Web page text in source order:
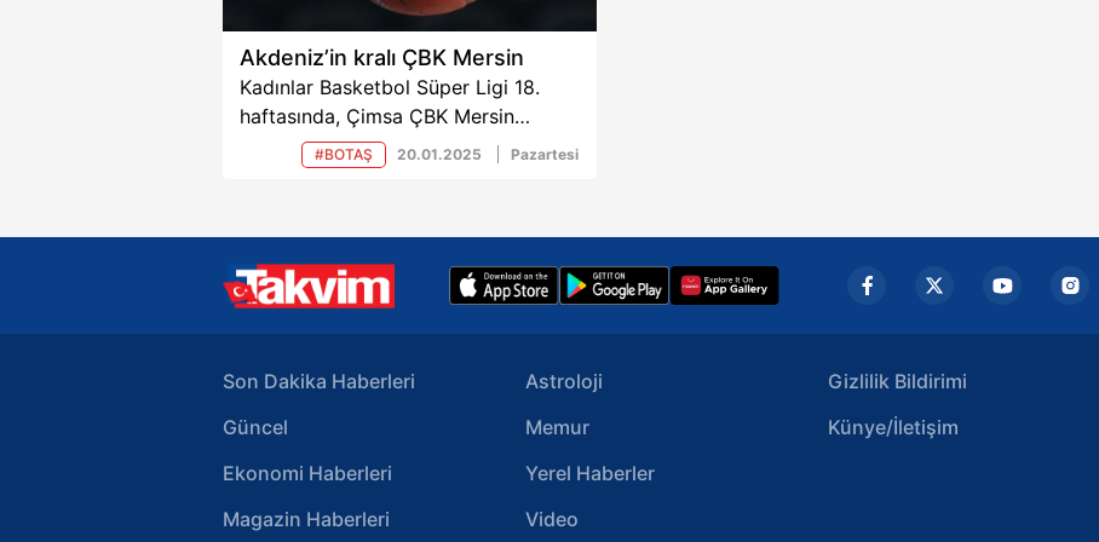
Akdeniz’in kralı ÇBK Mersin
Kadınlar Basketbol Süper Ligi 18.
haftasında, Çimsa ÇBK Mersin
deplasmanda BOTAŞ’ı 77-73'lük
skorla mağlup etti ve zorlu
#BOTAŞ 20.01.2025 Pazartesi
Son Dakika Haberleri
Güncel
Ekonomi Haberleri
Magazin Haberleri
Astroloji
Memur
Yerel Haberler
Video
Gizlilik Bildirimi
Künye/İletişim